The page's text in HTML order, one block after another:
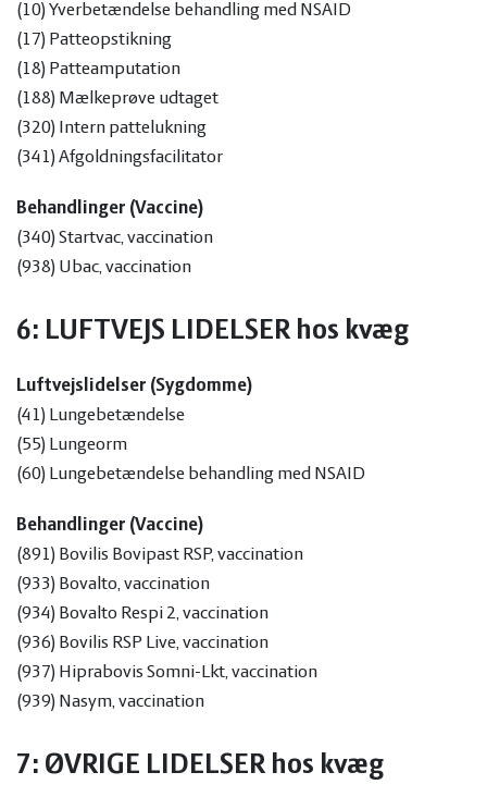
Mammaliicoccus
Koder for Mastitisbakterier
gruppe B
(211)Lactococcus spp
(225)Mycoplasma bovis
(226)Mycoplasma spp
(896) Staph. delphini
(898)Staph. intermedius
(899)Staph. lutrae
(900)Staph. pseudintermedius
(901)Staph. schleiferi subsp. coagulans
(903) Staph. epidermidis
(904)Staph. chromogenes
(905)Staph. haemolyticus
(906)Staph. equorum
(907)Staph. arlettae
(908)Staph. sciuri
(909)Str. equinus
(911)Lactococcus garviae
(10) Yverbetændelse behandling med NSAID
(17) Patteopstikning
(18) Patteamputation
(188) Mælkeprøve udtaget
(320) Intern pattelukning
(341) Afgoldningsfacilitator
Behandlinger (Vaccine)
(340) Startvac, vaccination
(938) Ubac, vaccination
6: LUFTVEJS LIDELSER hos kvæg
Luftvejslidelser (Sygdomme)
(41) Lungebetændelse
(55) Lungeorm
(60) Lungebetændelse behandling med NSAID
Behandlinger (Vaccine)
(891) Bovilis Bovipast RSP, vaccination
(933) Bovalto, vaccination
(934) Bovalto Respi 2, vaccination
(936) Bovilis RSP Live, vaccination
(937) Hiprabovis Somni-Lkt, vaccination
(939) Nasym, vaccination
7: ØVRIGE LIDELSER hos kvæg